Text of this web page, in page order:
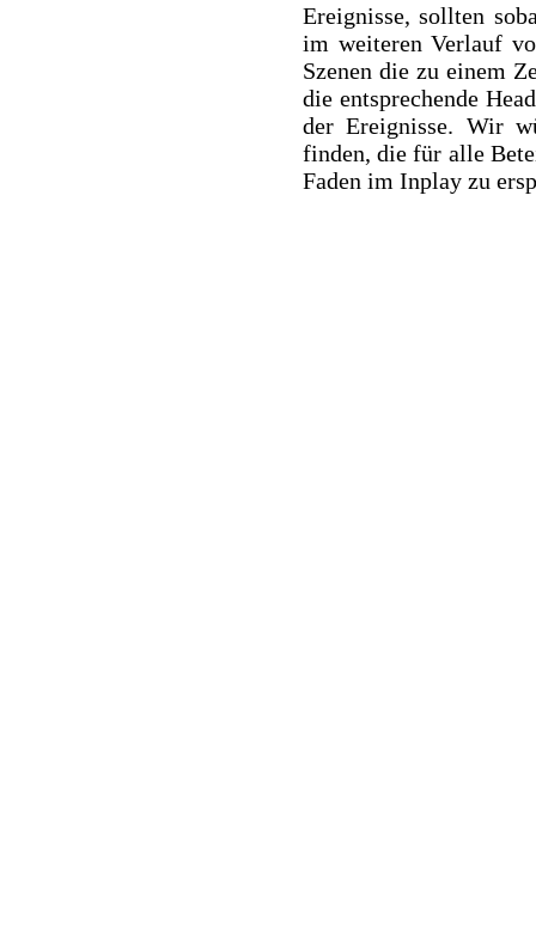
Ereignisse, sollten
im weiteren Verlauf
Szenen die zu einem
die entsprechende
der Ereignisse. Wir
finden, die für alle
Faden im Inplay zu